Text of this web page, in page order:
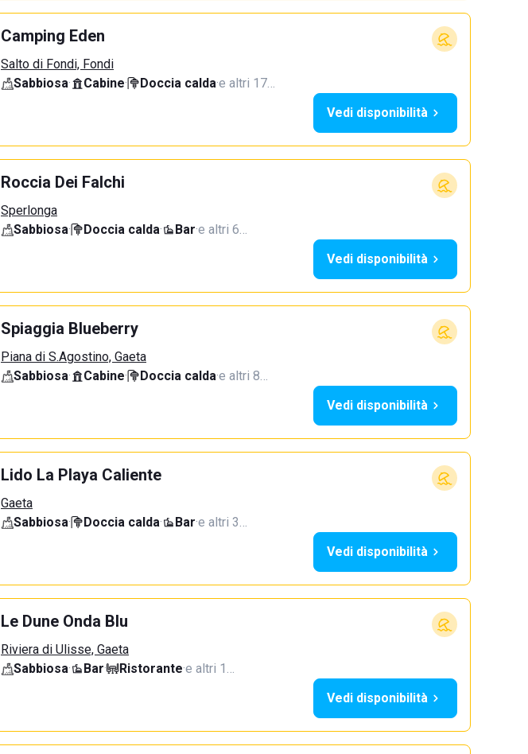
Camping Eden
Salto di Fondi, Fondi
Sabbiosa· Cabine· Doccia calda·e altri 17…
Vedi disponibilità
Roccia Dei Falchi
Sperlonga
Sabbiosa· Doccia calda· Bar·e altri 6…
Vedi disponibilità
Spiaggia Blueberry
Piana di S.Agostino, Gaeta
Sabbiosa· Cabine· Doccia calda·e altri 8…
Vedi disponibilità
Lido La Playa Caliente
Gaeta
Sabbiosa· Doccia calda· Bar·e altri 3…
Vedi disponibilità
Le Dune Onda Blu
Riviera di Ulisse, Gaeta
Sabbiosa· Bar· Ristorante·e altri 1…
Vedi disponibilità